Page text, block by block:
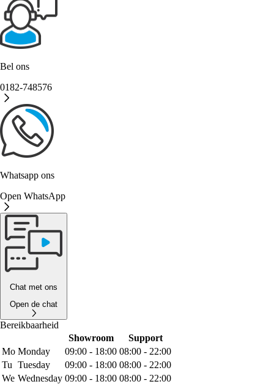
Bel ons
0182-748576
Whatsapp ons
Open WhatsApp
Chat met ons
Open de chat
Bereikbaarheid
Showroom
Support
Mo Monday 09:00 - 18:00 08:00 - 22:00
Tu Tuesday 09:00 - 18:00 08:00 - 22:00
We Wednesday 09:00 - 18:00 08:00 - 22:00